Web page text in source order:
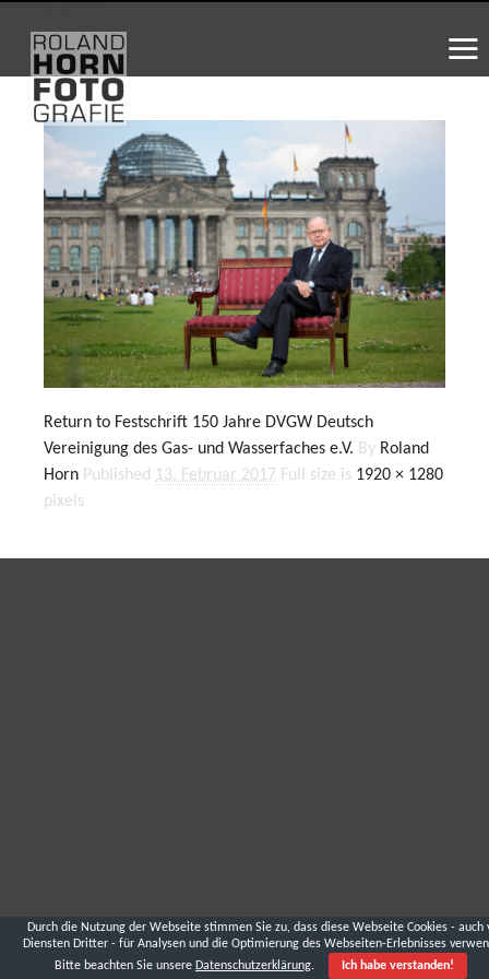
Return to Festschrift 150 Jahre DVGW Deutsch
Vereinigung des Gas- und Wasserfaches e.V. By Roland
Horn Published 13. Februar 2017 Full size is 1920 × 1280
pixels
Durch die Nutzung der Webseite stimmen Sie zu, dass diese Webseite Cookies - auch
Diensten Dritter - für Analysen und die Optimierung des Webseiten-Erlebnisses
Bitte beachten Sie unsere Datenschutzerklärung. Ich habe verstanden!